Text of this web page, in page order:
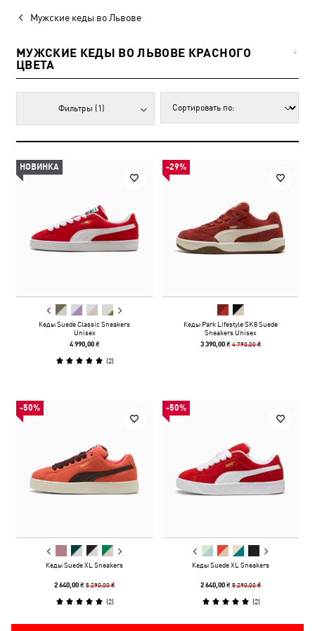
Мужские кеды во Львове
МУЖСКИЕ КЕДЫ ВО ЛЬВОВЕ КРАСНОГО
ЦВЕТА
4
Фильтры (1)
НОВИНКА
Кеды Suede Classic Sneakers
Unisex
4 990,00 ₴
(2)
-29%
Кеды Park Lifestyle SK8 Suede
Sneakers Unisex
3 390,00 ₴4 790,00 ₴
-50%
Кеды Suede XL Sneakers
2 640,00 ₴5 290,00 ₴
(2)
-50%
Кеды Suede XL Sneakers
2 640,00 ₴5 290,00 ₴
(2)